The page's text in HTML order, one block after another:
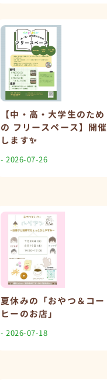
【中・高・大学生のため
の フリースペース】開催
します✨
- 2026-07-26
夏休みの「おやつ＆コー
ヒーのお店」
- 2026-07-18